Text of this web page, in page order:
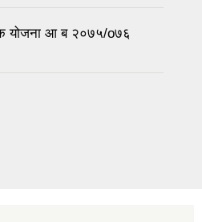
योजना आ ब २०७५/o७६